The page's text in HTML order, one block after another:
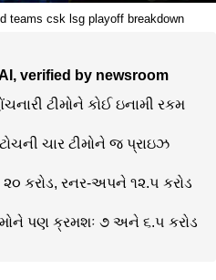
teams csk lsg playoff breakdown
verified by newsroom
ટીમોને કોઈ ઇનામી રકમ
ચાર ટીમોને જ પ્રાઇઝ
કરોડ, રનર-અપને ૧૨.૫ કરોડ
પણ ક્રમશઃ ૭ અને ૬.૫ કરોડ